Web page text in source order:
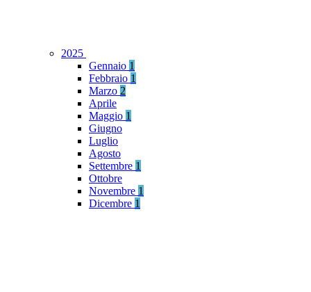
2025
Gennaio 1
Febbraio 1
Marzo 2
Aprile
Maggio 1
Giugno
Luglio
Agosto
Settembre 1
Ottobre
Novembre 1
Dicembre 1